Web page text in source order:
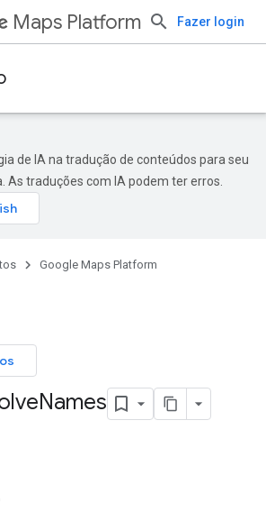
Maps Platform Fazer login
de IA na tradução de conteúdos para seu
As traduções com IA podem ter erros.
Google Maps Platform
Names